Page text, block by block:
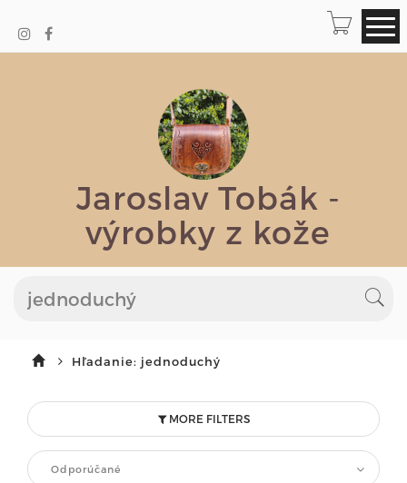
Jaroslav Tobák -
výrobky z kože
Hľadanie: jednoduchý
MORE FILTERS
Odporúčané